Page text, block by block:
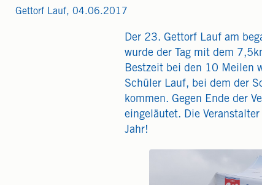
Gettorf Lauf, 04.06.2017
Der 23. Gettorf Lauf am
wurde der Tag mit dem
Bestzeit bei den 10 Meilen
Schüler Lauf, bei dem der
kommen. Gegen Ende der
eingeläutet. Die
Jahr!